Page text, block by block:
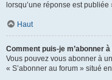
lorsqu’une réponse est
Haut
Comment puis-je m’abonner
Vous pouvez vous abonner à
« S’abonner au forum » situé